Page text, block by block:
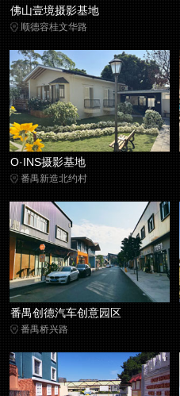
佛山壹境摄影基地
顺德容桂文华路
O·INS摄影基地
番禺新造北约村
番禺创德汽车创意园区
番禺桥兴路